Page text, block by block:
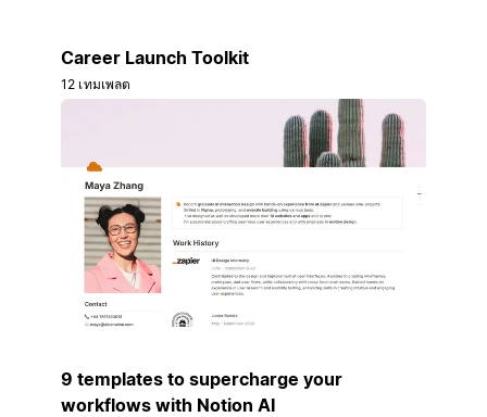
Career Launch Toolkit
12 เทมเพลต
9 templates to supercharge your
workflows with Notion AI